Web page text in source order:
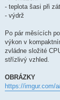
- teplota šasi při
- výdrž
Po pár měsících
výkon v
zvládne složité
střízlivý vzhled.
OBRÁZKY
https://imgur.com/